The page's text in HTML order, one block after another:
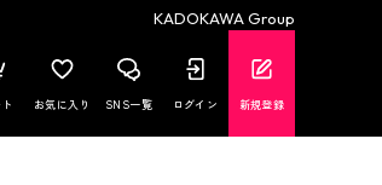
KADOKAWA Group
お気に入り SNS一覧 ログイン 新規登録